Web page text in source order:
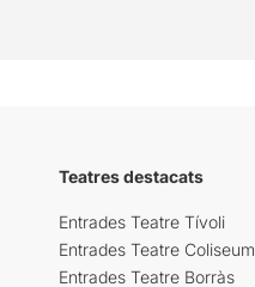
Teatres destacats
Entrades Teatre Tívoli
Entrades Teatre Coliseum
Entrades Teatre Borràs